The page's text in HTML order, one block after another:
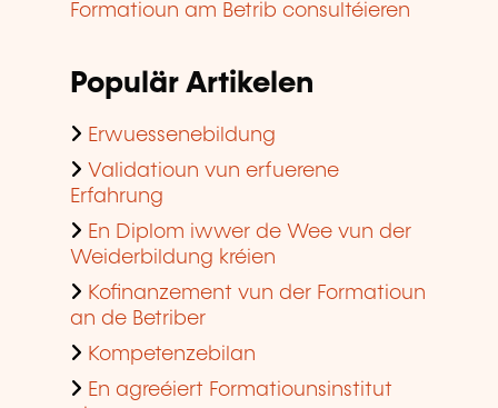
Formatioun am Betrib consultéieren
Populär Artikelen
Erwuessenebildung
Validatioun vun erfuerene
Erfahrung
En Diplom iwwer de Wee vun der
Weiderbildung kréien
Kofinanzement vun der Formatioun
an de Betriber
Kompetenzebilan
En agreéiert Formatiounsinstitut